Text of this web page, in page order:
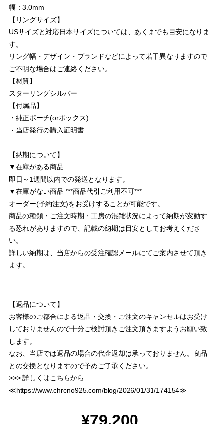
幅：3.0mm
【リングサイズ】
USサイズと対応日本サイズについては、あくまでも目安になりま
す。
リング幅・デザイン・ブランドなどによって若干異なりますので
ご不明な場合はご連絡ください。
【材質】
スターリングシルバー
【付属品】
・純正ポーチ(orボックス)
・当店発行の購入証明書
【納期について】
▼在庫がある商品
即日～1週間以内での発送となります。
▼在庫がない商品 ***商品代引ご利用不可***
オーダー(予約注文)をお受けすることが可能です。
商品の種類・ご注文時期・工房の混雑状況によって納期が変動す
る恐れがありますので、記載の納期は目安としてお考えくださ
い。
詳しい納期は、当店からの受注確認メールにてご案内させて頂き
ます。
【返品について】
お客様のご都合による返品・交換・ご注文のキャンセルはお受け
しておりませんので十分ご検討頂きご注文頂きますようお願い致
します。
なお、当店では返品の場合の代金返却は承っておりません。良品
との交換となりますので予めご了承ください。
>>> 詳しくはこちらから
≪https://www.chrono925.com/blog/2026/01/31/174154≫
¥79,200